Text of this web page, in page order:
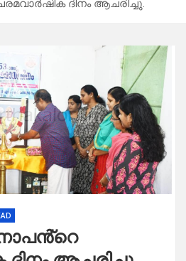
ദിനം ആചരിച്ചു.